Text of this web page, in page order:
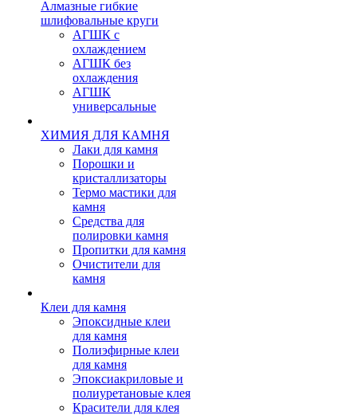
Алмазные гибкие
шлифовальные круги
АГШК с
охлаждением
АГШК без
охлаждения
АГШК
универсальные
ХИМИЯ ДЛЯ КАМНЯ
Лаки для камня
Порошки и
кристаллизаторы
Термо мастики для
камня
Средства для
полировки камня
Пропитки для камня
Очистители для
камня
Клеи для камня
Эпоксидные клеи
для камня
Полиэфирные клеи
для камня
Эпоксиакриловые и
полиуретановые клея
Красители для клея